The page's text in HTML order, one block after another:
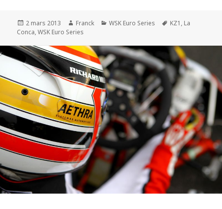
Publié
le
2 mars 2013 Auteur
Franck Catégories
WSK Euro Series
Mots-
KZ1 , La
Conca,WSK Euro Series